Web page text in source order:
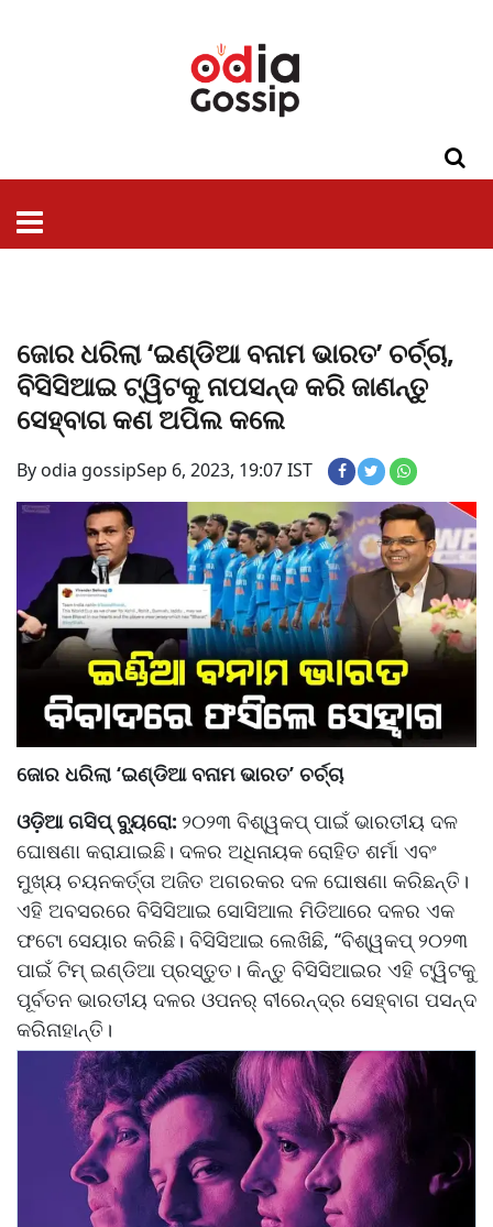
ଜୋର ଧରିଲା ‘ଇଣ୍ଡିଆ ବନାମ ଭାରତ’ ଚର୍ଚ୍ଚା,
ବିସିସିଆଇ ଟ୍ୱିଟକୁ ନାପସନ୍ଦ କରି ଜାଣନ୍ତୁ
ସେହ୍ବାଗ କଣ ଅପିଲ କଲେ
By odia gossipSep 6, 2023, 19:07 IST
ଜୋର ଧରିଲା ‘ଇଣ୍ଡିଆ ବନାମ ଭାରତ’ ଚର୍ଚ୍ଚା
ଓଡ଼ିଆ ଗସିପ୍ ବ୍ୟୁରୋ: ୨୦୨୩ ବିଶ୍ୱକପ୍ ପାଇଁ ଭାରତୀୟ ଦଳ
ଘୋଷଣା କରାଯାଇଛି। ଦଳର ଅଧିନାୟକ ରୋହିତ ଶର୍ମା ଏବଂ
ମୁଖ୍ୟ ଚୟନକର୍ତ୍ତା ଅଜିତ ଅଗରକର ଦଳ ଘୋଷଣା କରିଛନ୍ତି।
ଏହି ଅବସରରେ ବିସିସିଆଇ ସୋସିଆଲ ମିଡିଆରେ ଦଳର ଏକ
ଫଟୋ ସେୟାର କରିଛି। ବିସିସିଆଇ ଲେଖିଛି, ‘‘ବିଶ୍ୱକପ୍ ୨୦୨୩
ପାଇଁ ଟିମ୍ ଇଣ୍ଡିଆ ପ୍ରସ୍ତୁତ। କିନ୍ତୁ ବିସିସିଆଇର ଏହି ଟ୍ୱିଟକୁ
ପୂର୍ବତନ ଭାରତୀୟ ଦଳର ଓପନର୍ ବୀରେନ୍ଦ୍ର ସେହ୍ବାଗ ପସନ୍ଦ
କରିନାହାନ୍ତି।